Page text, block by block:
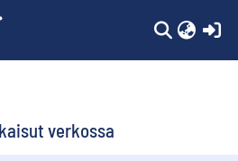
verkossa